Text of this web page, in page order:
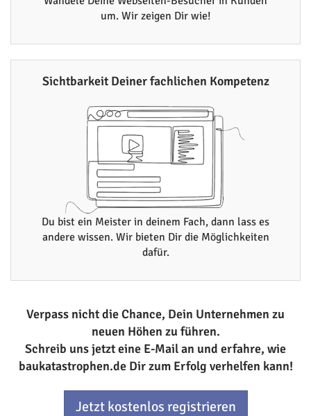
um. Wir zeigen Dir wie!
Sichtbarkeit Deiner fachlichen Kompetenz
Du bist ein Meister in deinem Fach, dann lass es
andere wissen. Wir bieten Dir die Möglichkeiten
dafür.
Verpass nicht die Chance, Dein Unternehmen zu
neuen Höhen zu führen.
Schreib uns jetzt eine E-Mail an und erfahre, wie
baukatastrophen.de Dir zum Erfolg verhelfen kann!
Jetzt kostenlos registrieren